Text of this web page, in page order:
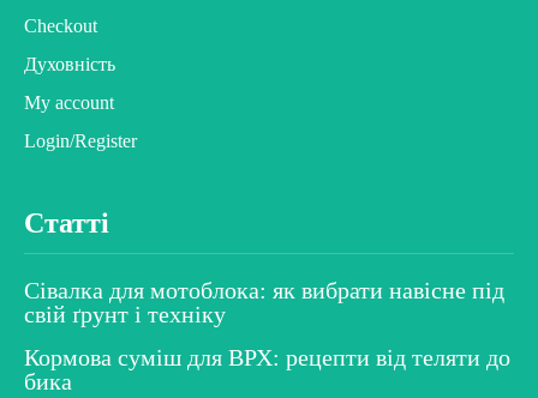
Checkout
Духовність
My account
Login/Register
Статті
Сівалка для мотоблока: як вибрати навісне під
свій ґрунт і техніку
Кормова суміш для ВРХ: рецепти від теляти до
бика